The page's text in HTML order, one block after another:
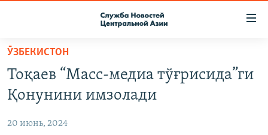
Вернуться
основному
содержанию
Вернутся
О ПРОЕКТЕ
ПОДПИСКА
КОНТАКТЫ
RFE/RL ДИРЕКТ
ӮЗБЕКИСТОН
Тоқаев “Масс-медиа тўғрисида”ги
Қонунини имзолади
20 июнь, 2024